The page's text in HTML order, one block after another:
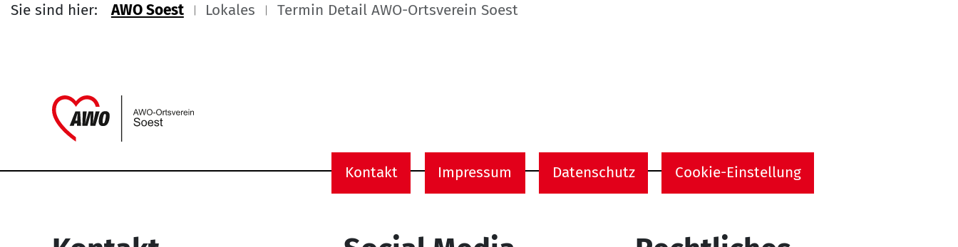
Sie sind hier: AWO Soest Lokales Termin Detail AWO-Ortsverein Soest
Link zu Home
Service Informationen
Kontakt Impressum Datenschutz Cookie-Einstellung